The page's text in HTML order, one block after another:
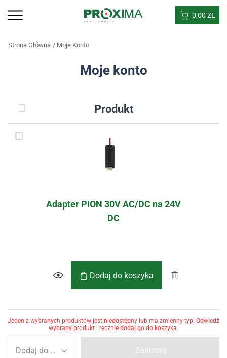
0,00 ZŁ
Strona Główna Moje Konto
Moje konto
Produkt
Adapter PION 30V AC/DC na 24V
DC
Dodaj do koszyka
Jeden z wybranych produktów jest niedostępny lub ma zmienny typ. Odwiedź
wybrany produkt i ręcznie dodaj go do koszyka.
Zastosuj